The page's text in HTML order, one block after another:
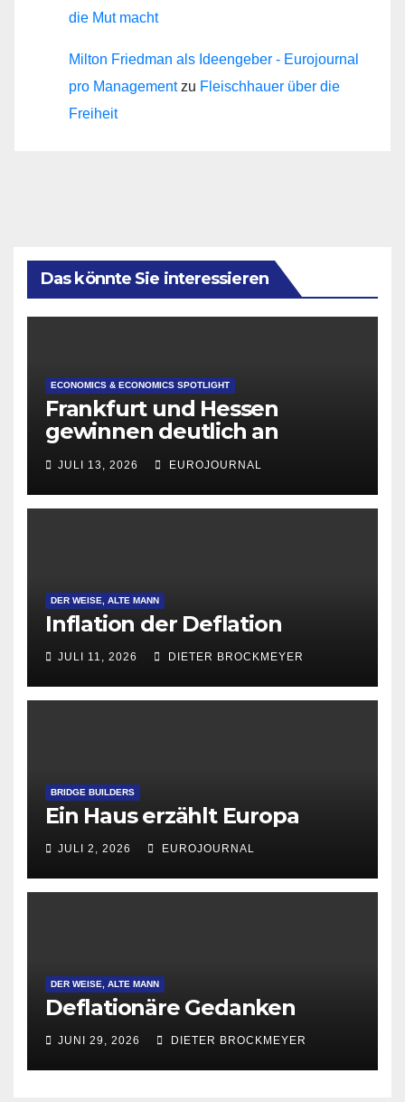
die Mut macht
Milton Friedman als Ideengeber - Eurojournal
pro Managementzu Fleischhauer über die
Freiheit
Das könnte Sie interessieren
ECONOMICS & ECONOMICS SPOTLIGHT
Frankfurt und Hessen
gewinnen deutlich an
Attraktivität für Startup-
Gründungen
JULI 13, 2026 EUROJOURNAL
DER WEISE, ALTE MANN
Inflation der Deflation
JULI 11, 2026 DIETER BROCKMEYER
BRIDGE BUILDERS
Ein Haus erzählt Europa
JULI 2, 2026 EUROJOURNAL
DER WEISE, ALTE MANN
Deflationäre Gedanken
JUNI 29, 2026 DIETER BROCKMEYER